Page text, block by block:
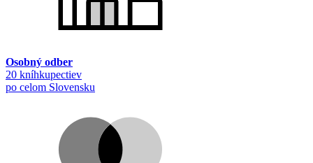
Osobný odber
20 kníhkupectiev
po celom Slovensku